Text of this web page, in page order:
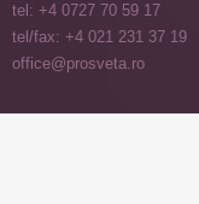
tel: +4 0727 70 59 17
tel/fax: +4 021 231 37 19
office@prosveta.ro